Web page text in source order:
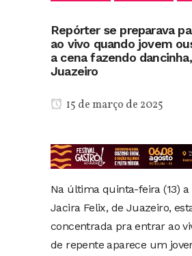
Repórter se preparava
ao vivo quando jovem
a cena fazendo
Juazeiro
15 de março de 2025
Na última quinta-feira (13)
Jacira Felix, de Juazeiro,
concentrada pra entrar ao
de repente aparece um